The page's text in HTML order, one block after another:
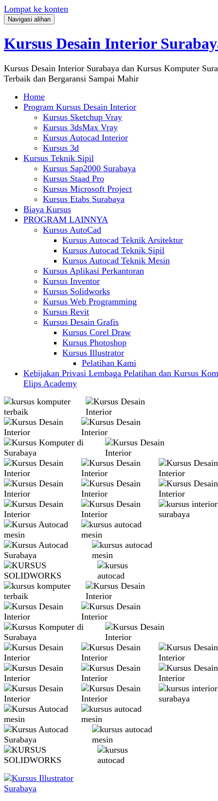
Lompat ke konten
Navigasi alihan
Kursus Desain Interior
Kursus Desain Interior Surabaya dan Kursus Komputer
Terbaik dan Bergaransi Sampai Mahir
Home
Program Kursus Desain Interior
Kursus Sketchup Vray
Kursus 3dsMax Vray
Kursus Autocad Interior
Kursus 3d
Kursus Teknik Sipil
Kursus Sap2000 Surabaya
Kursus Staad Pro
Kursus Microsoft Project
Kursus Etabs Surabaya
Biaya Kursus
PROGRAM LAINNYA
Kursus AutoCad
Kursus Autocad Teknik Arsitektur
Kursus Autocad Teknik Sipil
Kursus Autocad Teknik Mesin
Kursus Aplikasi Perkantoran
Kursus Inventor
Kursus Solidworks
Kursus Web Programming
Kursus Revit
Kursus Desain Grafis
Kursus Corel Draw
Kursus Photoshop
Kursus Illustrator
Pelatihan Kami
Kebijakan Privasi Lembaga Pelatihan dan Kursus
Elips Academy